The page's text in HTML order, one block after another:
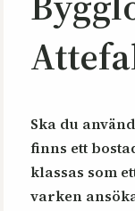
Ska du
finns ett
klassas som
varken